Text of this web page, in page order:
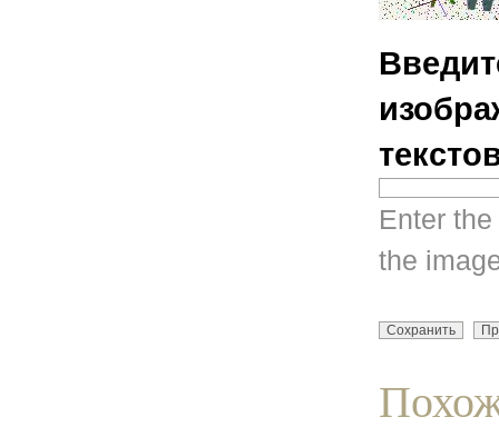
Enter
the